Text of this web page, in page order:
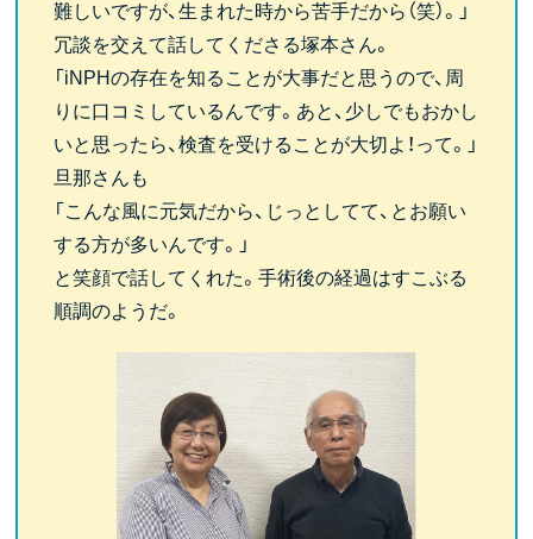
難しいですが、生まれた時から苦手だから（笑）。」
冗談を交えて話してくださる塚本さん。
「iNPHの存在を知ることが大事だと思うので、周
りに口コミしているんです。あと、少しでもおかし
いと思ったら、検査を受けることが大切よ！って。」
旦那さんも
「こんな風に元気だから、じっとしてて、とお願い
する方が多いんです。」
と笑顔で話してくれた。手術後の経過はすこぶる
順調のようだ。